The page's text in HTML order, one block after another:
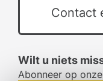
Contact
Wilt u niets
Abonneer op